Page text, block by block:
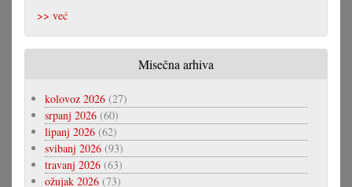
>> već
Misečna arhiva
kolovoz 2026 (27)
srpanj 2026 (60)
lipanj 2026 (62)
svibanj 2026 (93)
travanj 2026 (63)
ožujak 2026 (73)